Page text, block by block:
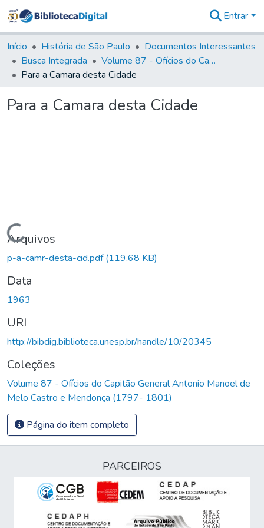
&
Coleções
Tudo na
Biblioteca
Estatísticas
Entrar
Início História de São Paulo
Documentos Interessantes
Busca Integrada
Volume 87 - Ofícios do Capitão General Antonio Manoel de Melo Castro e Mendonça (1797- 1801)
Para a Camara desta Cidade
Para a Camara desta Cidade
Carregando...
Arquivos
p-a-camr-desta-cid.pdf(119,68 KB)
Data
1963
URI
http://bibdig.biblioteca.unesp.br/handle/10/20345
Coleções
Volume 87 - Ofícios do Capitão General Antonio Manoel de
Melo Castro e Mendonça (1797- 1801)
Página do item completo
PARCEIROS